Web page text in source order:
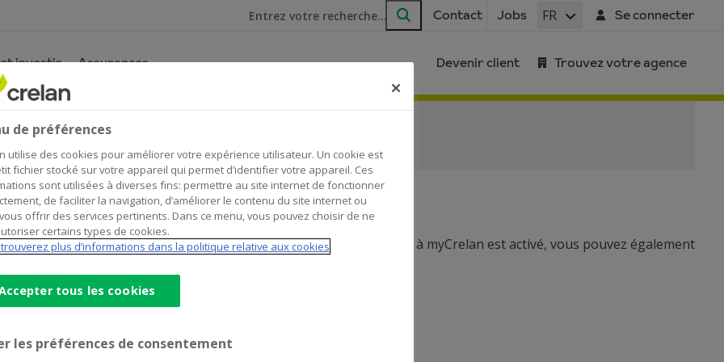
Je cherche
Rechercher
Contact Jobs FR Se connecter
investir Assurances Devenir client Trouvez votre agence
- applications
gratuite en ligne de Crelan. Dès que votre abonnement à myCrelan est activé, vous pouvez également
et tablette.
bancaires
de préférences
utilise des cookies pour améliorer votre expérience utilisateur. Un cookie est
fichier stocké sur votre appareil qui permet d’identifier votre appareil. Ces
sont utilisées à diverses fins: permettre au site internet de fonctionner
de faciliter la navigation, d’améliorer le contenu du site internet ou
offrir des services pertinents. Dans ce menu, vous pouvez choisir de ne
certains types de cookies.
plus d’informations dans la politique relative aux cookies
tous les cookies
les préférences de consentement